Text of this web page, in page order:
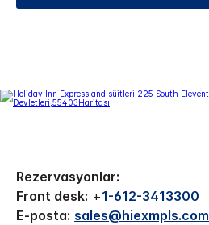
Rezervasyonlar:
Front desk: +1-612-3413300
E-posta: sales@hiexmpls.com